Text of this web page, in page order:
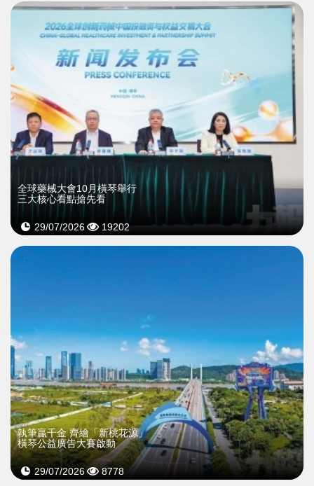
全球藥械大會10月橫琴舉行
三大核心看點搶先看
29/07/2026 19202
執筆贏千金 齊繪「新桃花源」
橫琴公益廣告大賽啟動
29/07/2026 8778